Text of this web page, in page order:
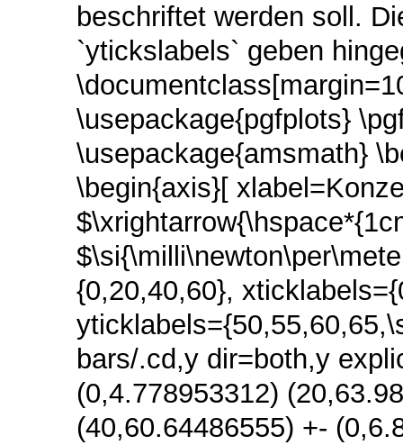
beschriftet werden soll.
`ytickslabels` geben
\usepackage{pgfplots}
\usepackage{amsmath}
\begin{axis}[
{0,20,40,60},
bars/.cd,y dir=both,y
(0,4.778953312)
(40,60.64486555) +-